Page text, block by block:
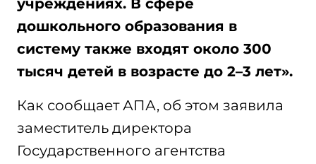
учреждениях. В сфере
дошкольного образования в
систему также входят около 300
тысяч детей в возрасте до 2–3 лет».
Как сообщает АПА, об этом заявила
заместитель директора
Государственного агентства